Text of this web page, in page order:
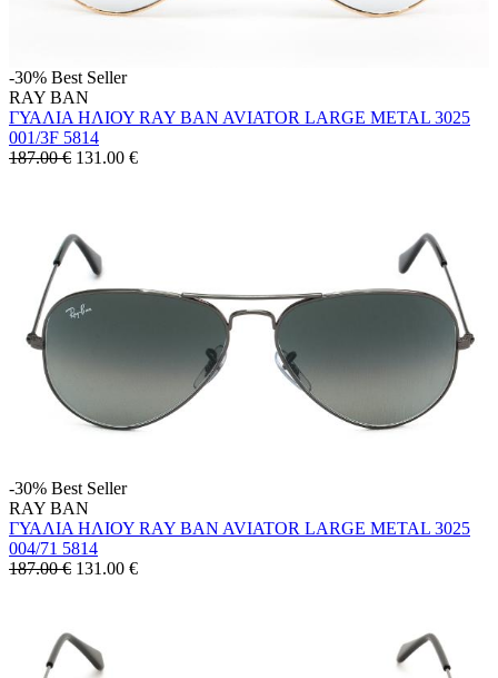
-30% Best Seller
RAY BAN
ΓΥΑΛΙΑ ΗΛΙΟΥ RAY BAN AVIATOR LARGE METAL 3025
001/3F 5814
187.00 € 131.00 €
-30% Best Seller
RAY BAN
ΓΥΑΛΙΑ ΗΛΙΟΥ RAY BAN AVIATOR LARGE METAL 3025
004/71 5814
187.00 € 131.00 €